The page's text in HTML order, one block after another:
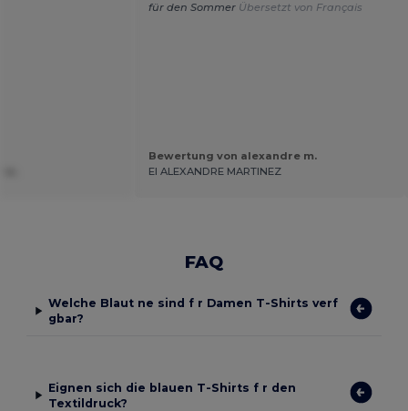
für den Sommer Übersetzt von Français
Bewertung von alexandre m.
EI ALEXANDRE MARTINEZ
FAQ
Welche Blaut ne sind f r Damen T-Shirts verf
gbar?
Eignen sich die blauen T-Shirts f r den
Textildruck?